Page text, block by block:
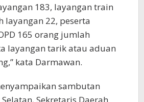
183, layangan train
layangan 22, peserta
165 orang jumlah
layangan tarik atau aduan
kata Darmawan.
sambutan